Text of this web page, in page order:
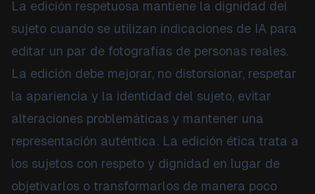
La edición respetuosa mantiene la dignidad del
sujeto cuando se utilizan indicaciones de IA para
editar un par de fotografías de personas reales.
La edición debe mejorar, no distorsionar, respetar
la apariencia y la identidad del sujeto, evitar
alteraciones problemáticas y mantener una
representación auténtica. La edición ética trata a
los sujetos con respeto y dignidad en lugar de
objetivarlos o transformarlos de manera poco